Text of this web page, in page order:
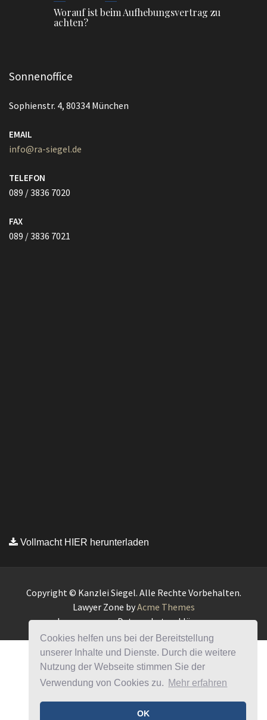
Cookies helfen uns bei der Bereitstellung
unserer Inhalte und Dienste. Durch die weitere
Nutzung der Webseite stimmen Sie der
Verwendung von Cookies zu. Mehr erfahren
OK
Worauf ist beim Aufhebungsvertrag zu
achten?
Sonnenoffice
Sophienstr. 4, 80334 München
EMAIL
info@ra-siegel.de
TELEFON
089 / 3836 7020
FAX
089 / 3836 7021